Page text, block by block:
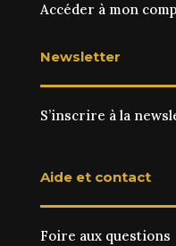
Accéder à mon
Newsletter
S’inscrire à la
Aide et contact
Foire aux questions